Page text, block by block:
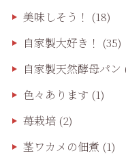
美味しそう！ (18)
自家製大好き！ (35)
自家製天然酵母パン
色々あります (1)
苺栽培(2)
茎ワカメの佃煮 (1)